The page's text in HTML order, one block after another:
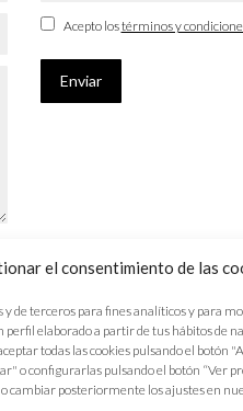
el consentimiento de las
y de terceros para fines analíticos y para
perfil elaborado a partir de tus hábitos de
todas las cookies pulsando el botón
o configurarlas pulsando el botón “Ver
cambiar posteriormente los ajustes en
Acepto lostérminos y
Enviar